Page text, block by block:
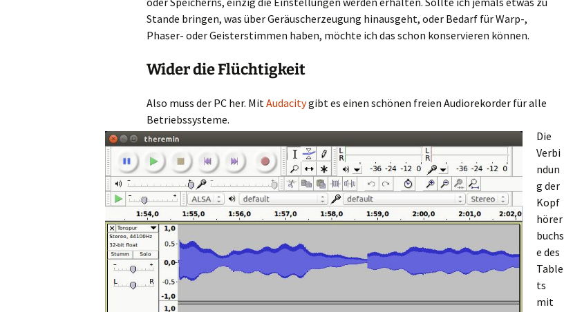
Stande bringen, was über Geräuscherzeugung hinausgeht, oder Bedarf für Warp-,
Phaser- oder Geisterstimmen haben, möchte ich das schon konservieren können.
Wider die Flüchtigkeit
Also muss der PC her. MitAudacitygibt es einen schönen freien Audiorekorder für alle
Betriebssysteme.
Die
Verbi
ndun
g der
Kopf
hörer
buchs
e des
Table
ts
mit